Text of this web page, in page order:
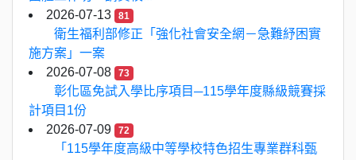
2026-07-13
81
衛生福利部修正「強化社會安全網－急難紓困實
施方案」一案
2026-07-08
73
彰化區免試入學比序項目─115學年度縣級競賽採
計項目1份
2026-07-09
72
「115學年度高級中等學校特色招生專業群科甄